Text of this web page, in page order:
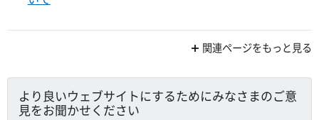
関連ページをもっと見る
より良いウェブサイトにするためにみなさまのご意
見をお聞かせください